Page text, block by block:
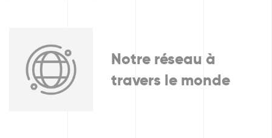
Notre réseau à
travers le monde